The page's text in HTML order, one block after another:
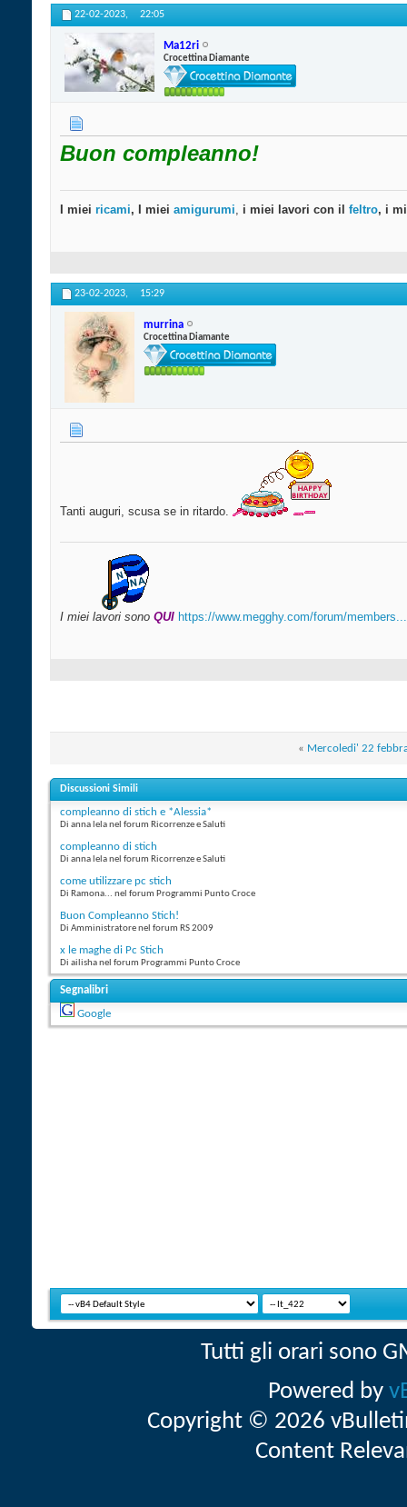
22-02-2023, 22:05
Ma12ri
Crocettina Diamante
Buon compleanno!
I miei ricami, I miei amigurumi, i miei lavori con il feltro, i
23-02-2023, 15:29
murrina
Crocettina Diamante
Tanti auguri, scusa se in ritardo.
I miei lavori sono QUI https://www.megghy.com/forum/
« Mercoledi' 22
Discussioni Simili
compleanno di stich e *Alessia*
Di anna lela nel forum Ricorrenze e Saluti
compleanno di stich
Di anna lela nel forum Ricorrenze e Saluti
come utilizzare pc stich
Di Ramona... nel forum Programmi Punto Croce
Buon Compleanno Stich!
Di Amministratore nel forum RS 2009
x le maghe di Pc Stich
Di ailisha nel forum Programmi Punto Croce
Segnalibri
Google
Tutti gli orari sono
Powered by
Copyright © 2026
Content